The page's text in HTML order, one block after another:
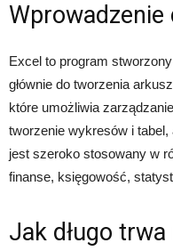
Wprowadzenie
Excel to program
głównie do tworzenia
które umożliwia
tworzenie wykresów i
jest szeroko stosowany w
finanse, księgowość,
Jak długo